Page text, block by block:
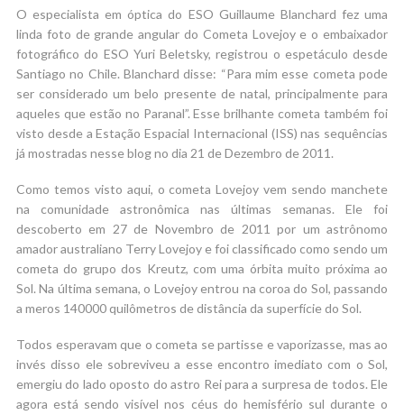
O especialista em óptica do ESO Guillaume Blanchard fez uma
linda foto de grande angular do Cometa Lovejoy e o embaixador
fotográfico do ESO Yuri Beletsky, registrou o espetáculo desde
Santiago no Chile. Blanchard disse: “Para mim esse cometa pode
ser considerado um belo presente de natal, principalmente para
aqueles que estão no Paranal”. Esse brilhante cometa também foi
visto desde a Estação Espacial Internacional (ISS) nas sequências
já mostradas nesse blog no dia 21 de Dezembro de 2011.
Como temos visto aqui, o cometa Lovejoy vem sendo manchete
na comunidade astronômica nas últimas semanas. Ele foi
descoberto em 27 de Novembro de 2011 por um astrônomo
amador australiano Terry Lovejoy e foi classificado como sendo um
cometa do grupo dos Kreutz, com uma órbita muito próxima ao
Sol. Na última semana, o Lovejoy entrou na coroa do Sol, passando
a meros 140000 quilômetros de distância da superfície do Sol.
Todos esperavam que o cometa se partisse e vaporizasse, mas ao
invés disso ele sobreviveu a esse encontro imediato com o Sol,
emergiu do lado oposto do astro Rei para a surpresa de todos. Ele
agora está sendo visível nos céus do hemisfério sul durante o